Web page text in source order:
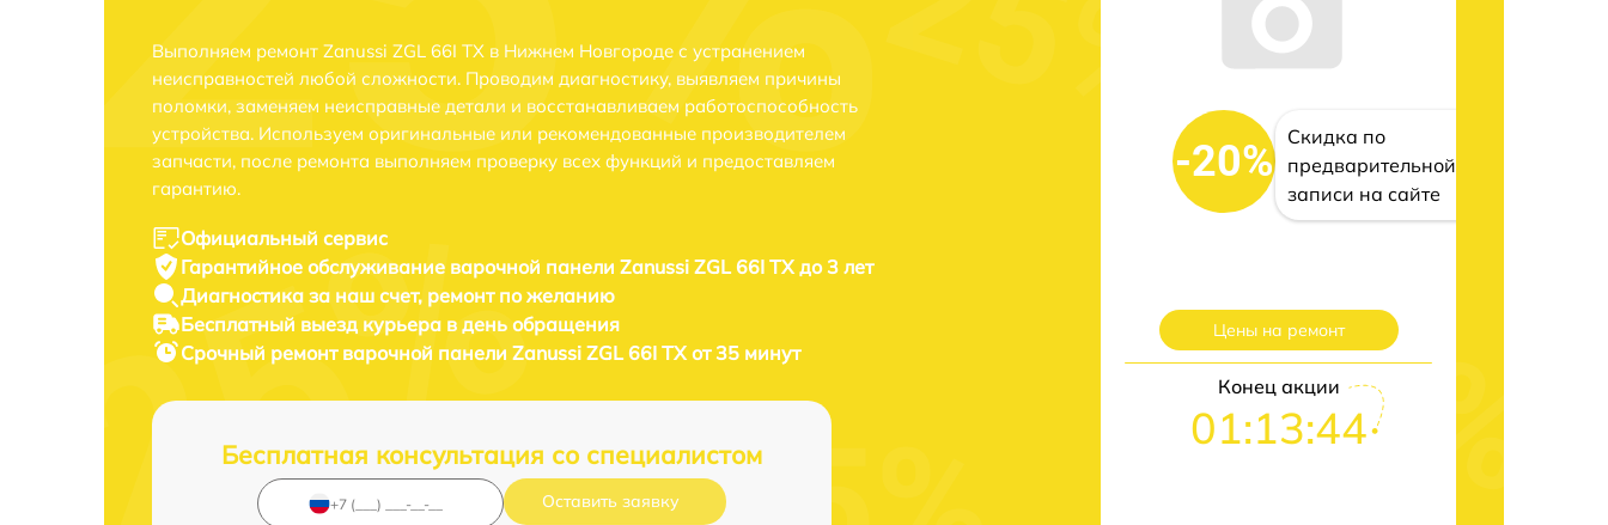
Выполняем ремонт Zanussi ZGL 66I TX в Нижнем Новгороде с устранением
неисправностей любой сложности. Проводим диагностику, выявляем причины
поломки, заменяем неисправные детали и восстанавливаем работоспособность
устройства. Используем оригинальные или рекомендованные производителем
запчасти, после ремонта выполняем проверку всех функций и предоставляем
гарантию.
Официальный сервис
Гарантийное обслуживание варочной панели Zanussi ZGL 66I TX до 3 лет
Диагностика за наш счет, ремонт по желанию
Бесплатный выезд курьера в день обращения
Срочный ремонт варочной панели Zanussi ZGL 66I TX от 35 минут
Бесплатная консультация со специалистом
Оставить заявку
-20%
Скидка по
предварительной
записи на сайте
Цены на ремонт
Конец акции
01:13:43